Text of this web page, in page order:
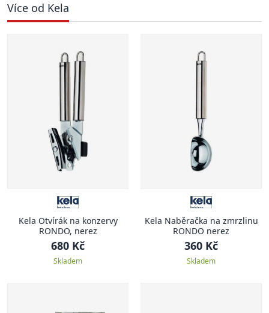
Více od Kela
Kela Otvírák na konzervy
RONDO, nerez
680 Kč
Skladem
Kela Naběračka na zmrzlinu
RONDO nerez
360 Kč
Skladem